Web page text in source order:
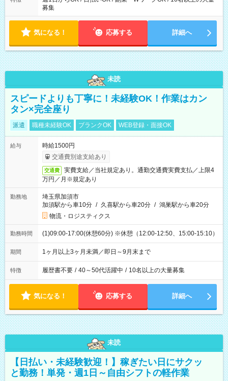
募集
気になる！ 応募する 詳細へ
未読
スピードよりも丁寧に！未経験OK！作業はカン
タン×完全座り
派遣 職種未経験OK ブランクOK WEB登録・面接OK
給与
時給1500円
交通費別途支給あり
交通費
実費支給／当社規定あり。通勤交通費実費支払／上限4
万円／月※規定あり
勤務地
埼玉県加須市
加須駅から車10分 / 久喜駅から車20分 / 鴻巣駅から車20分
物流・ロジスティクス
勤務時間 (1)09:00-17:00(休憩60分) ※休憩（12:00-12:50、15:00-15:10）
期間 1ヶ月以上3ヶ月未満／即日～9月末まで
特徴 履歴書不要 / 40～50代活躍中 / 10名以上の大量募集
気になる！ 応募する 詳細へ
未読
【日払い・未経験歓迎！】稼ぎたい日にサクッ
と勤務！単発・週1日～自由シフトの軽作業